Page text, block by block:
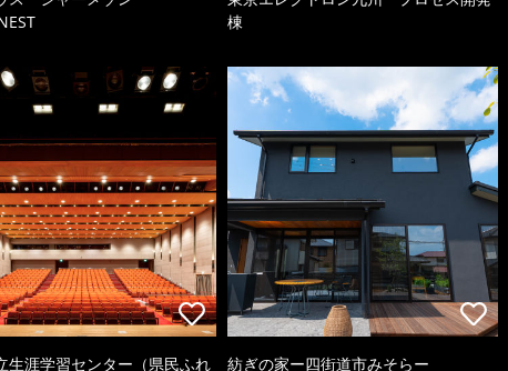
棟
生涯学習センター（県民ふれ
紡ぎの家ー四街道市みそらー